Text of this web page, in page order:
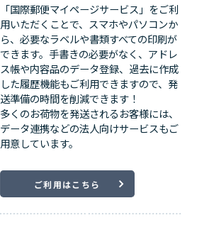
「国際郵便マイページサービス」をご利
用いただくことで、スマホやパソコンか
ら、必要なラベルや書類すべての印刷が
できます。手書きの必要がなく、アドレ
ス帳や内容品のデータ登録、過去に作成
した履歴機能もご利用できますので、発
送準備の時間を削減できます！
多くのお荷物を発送されるお客様には、
データ連携などの法人向けサービスもご
用意しています。
ご利用はこちら